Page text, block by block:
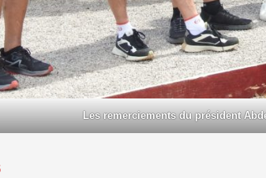
Les remerciements du président